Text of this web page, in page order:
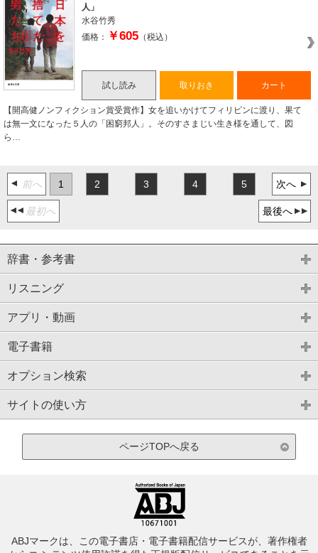
人」
水谷竹秀
価格：
￥605 （税込）
試し読み 取りおき カート
【開高健ノンフィクション賞受賞作】女を追いかけてフィリピンに渡り、果て
は無一文になった５人の「困窮邦人」。そのすさまじい生き様を通して、図
ら…
最初へ
前へ 1 2 3 4 5 次へ
最後へ
辞書・参考書
リスニング
アプリ・動画
電子書籍
オプション検索
サイトの使い方
ページTOPへ戻る
ABJマークは、この電子書店・電子書籍配信サービスが、著作権者